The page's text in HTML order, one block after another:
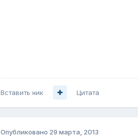
Вставить ник Цитата
Опубликовано 29 марта, 2013